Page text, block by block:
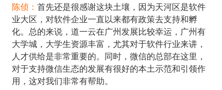
陈侦： 首先还是很感谢这块土壤，因为天河区是软件
业大区，对软件企业一直以来都有政策去支持和孵
化。总的来说，道一云在广州发展比较幸运，广州有
大学城，大学生资源丰富，尤其对于软件行业来讲，
人才供给是非常重要的。同时，微信的总部在这里，
对于支持微信生态的发展有很好的本土示范和引领作
用，这对我们非常有帮助。